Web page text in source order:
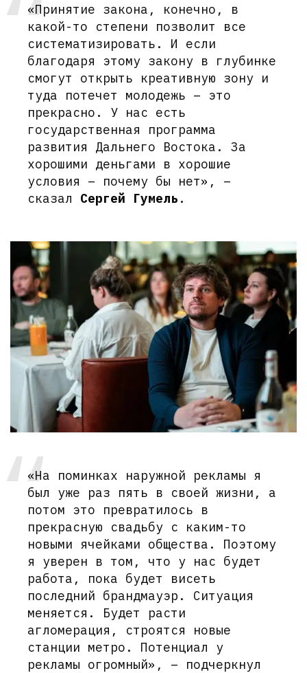
«Принятие закона, конечно, в
какой-то степени позволит все
систематизировать. И если
благодаря этому закону в глубинке
смогут открыть креативную зону и
туда потечет молодежь – это
прекрасно. У нас есть
государственная программа
развития Дальнего Востока. За
хорошими деньгами в хорошие
условия – почему бы нет», –
сказал Сергей Гумель .
«На поминках наружной рекламы я
был уже раз пять в своей жизни, а
потом это превратилось в
прекрасную свадьбу с каким-то
новыми ячейками общества. Поэтому
я уверен в том, что у нас будет
работа, пока будет висеть
последний брандмауэр. Ситуация
меняется. Будет расти
агломерация, строятся новые
станции метро. Потенциал у
рекламы огромный», – подчеркнул